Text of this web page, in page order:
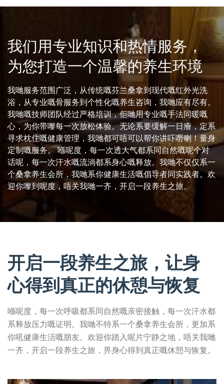
我们用专业知识和热情服务，
为您打造一个温馨的养生环境
我哋服务范围广泛，从传统嘅芬兰桑拿到现代嘅红外光洗
浴，从专业嘅骨服务到个性化嘅养生咨询，我哋应有尽有。
我哋嘅技师团队经过严格培训，佢哋用专业嘅手法同暖嘅
心，为你带嚟每一次放松体验。无论系要缓解一日癐，定系
寻求枕住嘅健康管理，我哋都可唔可以帮你讲吓嘢喇！量身
定制嘅服务。 喺呢度，每一次透大气都系同自然嘅呢个对
话呢，每一次汗水嘅流淌都系身心嘅释放。我哋不仅仅系一
个桑拿养生会所，我哋系你健康生活嘅倡导者同实践者。欢
迎你嚟到呢度，唔关我哋一齐，开启一段养生之旅。
开启一段养生之旅，让身
心得到真正的休憩与恢复
喺呢度，每一次呼吸都系同自然嘅亲密接触，每一次汗水都
系释放压力嘅证明。我哋不特系一个桑拿养生会所，更加系
你吼健康生活嘅朋友。欢迎你踏入呢片宁静之地，唔关我哋
一齐，开启一段养生之旅，畀身心得到真正嘅休憩与恢复。